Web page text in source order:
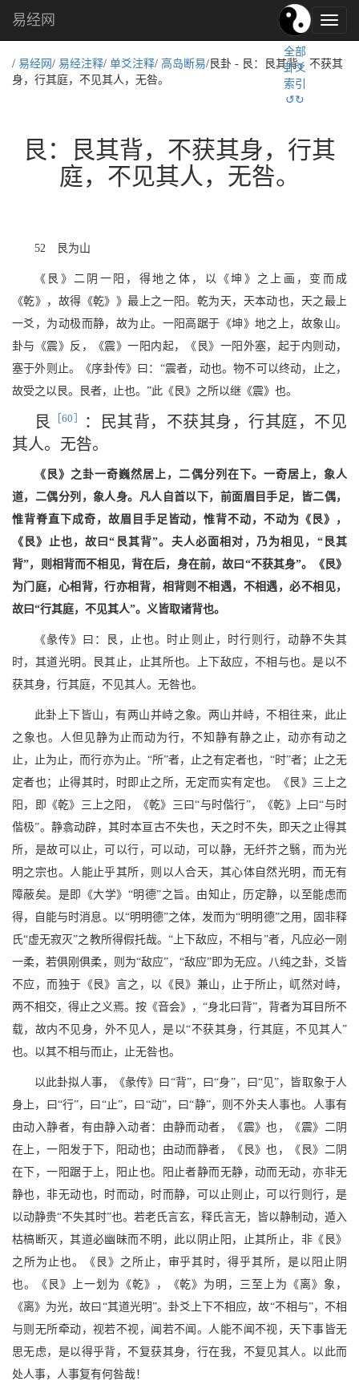
易
经
化,
易经网
全部
卦爻
索引
↺↻
/ 易经网 / 易经注释/ 单爻注释/ 高岛断易/艮卦 - 艮：艮其背，不获其
身，行其庭，不见其人，无咎。
艮：艮其背，不获其身，行其
庭，不见其人，无咎。
52 艮为山
《艮》二阴一阳，得地之体，以《坤》之上画，变而成
《乾》，故得《乾》》最上之一阳。乾为天，天本动也，天之最上
一爻，为动极而静，故为止。一阳高踞于《坤》地之上，故象山。
卦与《震》反，《震》一阳内起，《艮》一阳外塞，起于内则动，
塞于外则止。《序卦传》曰：“震者，动也。物不可以终动，止之，
故受之以艮。艮者，止也。”此《艮》之所以继《震》也。
艮 ［60］
：民其背，不获其身，行其庭，不见
其人。无咎。
《艮》之卦一奇巍然居上，二偶分列在下。一奇居上，象人
道，二偶分列，象人身。凡人自首以下，前面眉目手足，皆二偶，
惟背脊直下成奇，故眉目手足皆动，惟背不动，不动为《艮》，
《艮》止也，故曰“艮其背”。夫人必面相对，乃为相见，“艮其
背”，则相背而不相见，背在后，身在前，故曰“不获其身”。《艮》
为门庭，心相背，行亦相背，相背则不相遇，不相遇，必不相见，
故曰“行其庭，不见其人”。义皆取诸背也。
《彖传》曰：艮，止也。时止则止，时行则行，动静不失其
时，其道光明。艮其止，止其所也。上下敌应，不相与也。是以不
获其身，行其庭，不见其人。无咎也。
此卦上下皆山，有两山并峙之象。两山并峙，不相往来，此止
之象也。人但见静为止而动为行，不知静有静之止，动亦有动之
止，止为止，而行亦为止。“所”者，止之有定者也，“时”者；止之无
定者也；止得其时，时即止之所，无定而实有定也。《艮》三上之
阳，即《乾》三上之阳，《乾》三曰“与时偕行”，《乾》上曰“与时
偕极”。静翕动辟，其时本亘古不失也，天之时不失，即天之止得其
所，是故可以止，可以行，可以动，可以静，无纤芥之翳，而为光
明之宗也。人能止乎其所，则以人合天，其心体自然光明，而无有
障蔽矣。是即《大学》“明德”之旨。由知止，历定静，以至能虑而
得，自能与时消息。以“明明德”之体，发而为“明明德”之用，固非释
氏“虚无寂灭”之教所得假托哉。“上下敌应，不相与”者，凡应必一刚
一柔，若俱刚俱柔，则为“敌应”，“敌应”即为无应。八纯之卦，爻皆
不应，而独于《艮》言之，以《艮》兼山，止于所止，屼然对峙，
两不相交，得止之义焉。按《音会》，“身北曰背”，背者为耳目所不
载，故内不见身，外不见人，是以“不获其身，行其庭，不见其人”
也。以其不相与而止，止无咎也。
以此卦拟人事，《彖传》曰“背”，曰“身”，曰“见”，皆取象于人
身上，曰“行”，曰“止”，曰“动”，曰“静”，则不外夫人事也。人事有
由动入静者，有由静入动者：由静而动者，《震》也，《震》二阴
在上，一阳发于下，阳动也；由动而静者，《艮》也，《艮》二阴
在下，一阳踞于上，阳止也。阳止者静而无静，动而无动，亦非无
静也，非无动也，时而动，时而静，可以止则止，可以行则行，是
以动静贵“不失其时”也。若老氏言玄，释氏言无，皆以静制动，遁入
枯槁断灭，其道必幽昧而不明，此以阴止阳，止其所止，非《艮》
之所为止也。《艮》之所止，审乎其时，得乎其所，是以阳止阴
也。《艮》上一划为《乾》，《乾》为明，三至上为《离》象，
《离》为光，故曰“其道光明”。卦爻上下不相应，故“不相与”，不相
与则无所牵动，视若不视，闻若不闻。人能不闻不视，天下事皆无
思无虑，是以得乎背，不复获其身，行在我，不复见其人。以此而
处人事，人事复有何咎哉！